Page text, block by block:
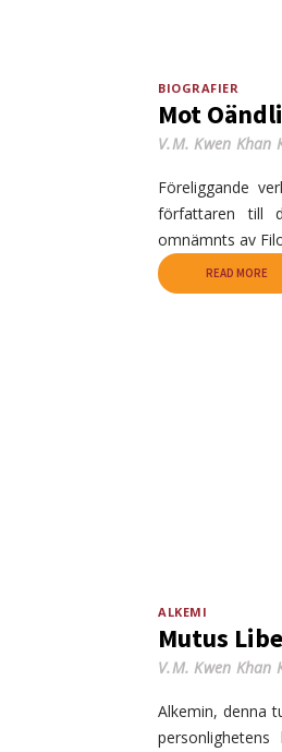
BIOGRAFIER
Mot
V.M. Kwen Khan
Föreliggande
författaren till
omnämnts av
READ MORE
ALKEMI
Mutus
V.M. Kwen Khan
Alkemin, denna